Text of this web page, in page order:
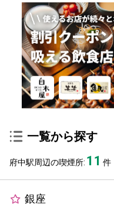
一覧から探す
府中駅周辺の喫煙所: 11 件
銀座